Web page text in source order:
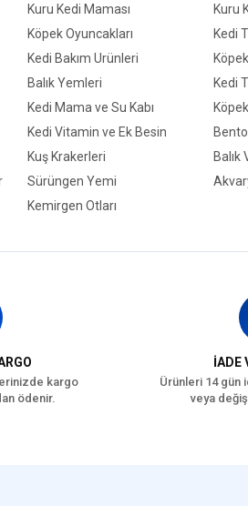
Kuru Kedi Maması
Kuru
Köpek Oyuncakları
Kedi
Kedi Bakım Ürünleri
Balık Yemleri
Kedi
Kedi Mama ve Su Kabı
Kedi Vitamin ve Ek Besin
Kuş Krakerleri
Balık
Sürüngen Yemi
Kemirgen Otları
kargo
ödenir.
İADE
Ürünleri 14
veya